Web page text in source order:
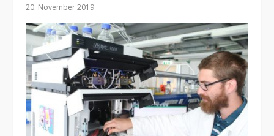
20. November 2019